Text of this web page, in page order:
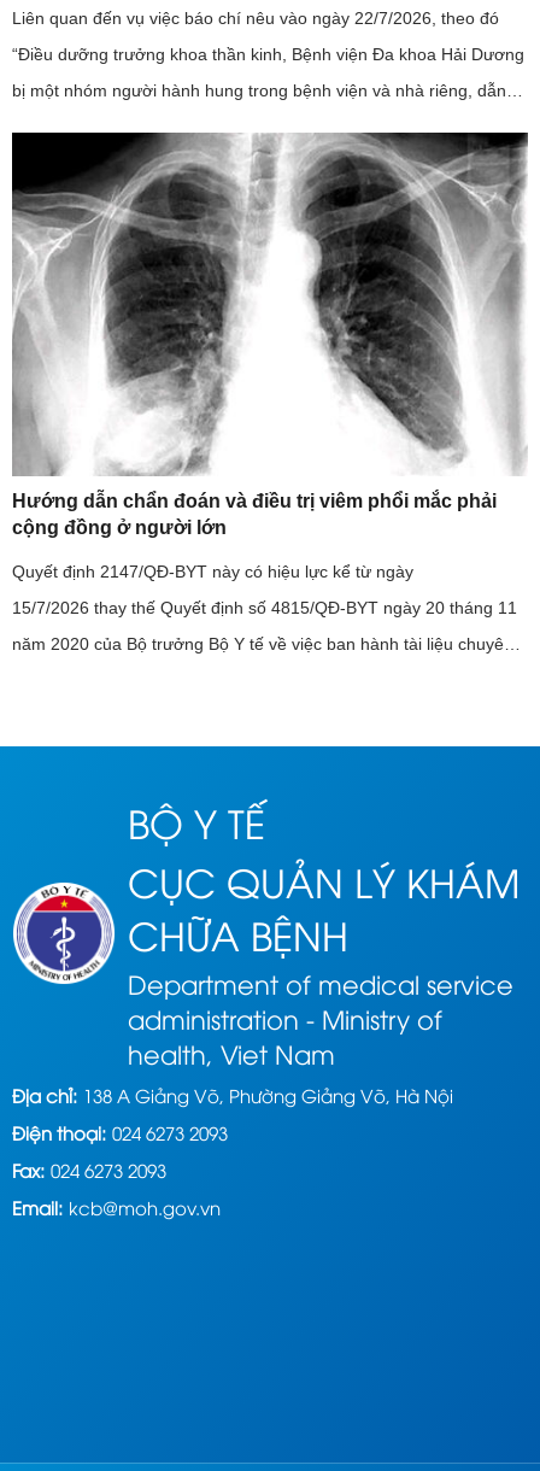
Liên quan đến vụ việc báo chí nêu vào ngày 22/7/2026, theo đó
“Điều dưỡng trưởng khoa thần kinh, Bệnh viện Đa khoa Hải Dương
bị một nhóm người hành hung trong bệnh viện và nhà riêng, dẫn
Hướng dẫn chẩn đoán và điều trị viêm phổi mắc phải
cộng đồng ở người lớn
Quyết định 2147/QĐ-BYT này có hiệu lực kể từ ngày
15/7/2026 thay thế Quyết định số 4815/QĐ-BYT ngày 20 tháng 11
năm 2020 của Bộ trưởng Bộ Y tế về việc ban hành tài liệu chuyên
BỘ Y TẾ
CỤC QUẢN LÝ KHÁM
CHỮA BỆNH
Department of medical service
administration - Ministry of
health, Viet Nam
Địa chỉ: 138 A Giảng Võ, Phường Giảng Võ, Hà Nội
Điện thoại: 024 6273 2093
Fax: 024 6273 2093
Email: kcb@moh.gov.vn